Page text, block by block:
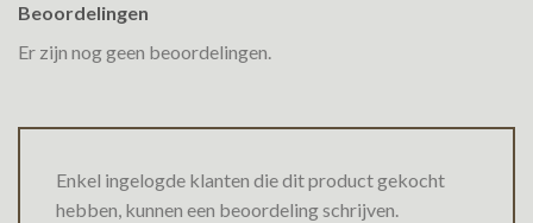
Beoordelingen
Er zijn nog geen beoordelingen.
Enkel ingelogde klanten die dit product gekocht
hebben, kunnen een beoordeling schrijven.